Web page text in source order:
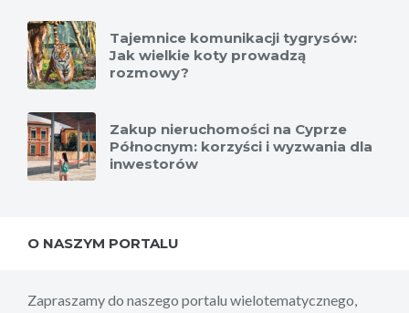
Tajemnice komunikacji tygrysów:
Jak wielkie koty prowadzą
rozmowy?
Zakup nieruchomości na Cyprze
Północnym: korzyści i wyzwania dla
inwestorów
O NASZYM PORTALU
Zapraszamy do naszego portalu wielotematycznego,